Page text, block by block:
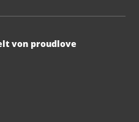
von proudlove